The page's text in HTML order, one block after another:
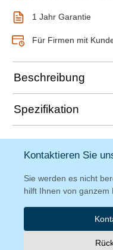
1 Jahr Garantie
Für Firmen mit
Beschreibung
Spezifikation
Kontaktieren Sie
Sie werden es nicht
hilft Ihnen von ganzem